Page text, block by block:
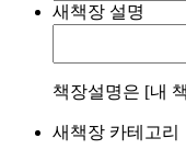
새책장 설명
책장설명은 [내
새책장 카테고리